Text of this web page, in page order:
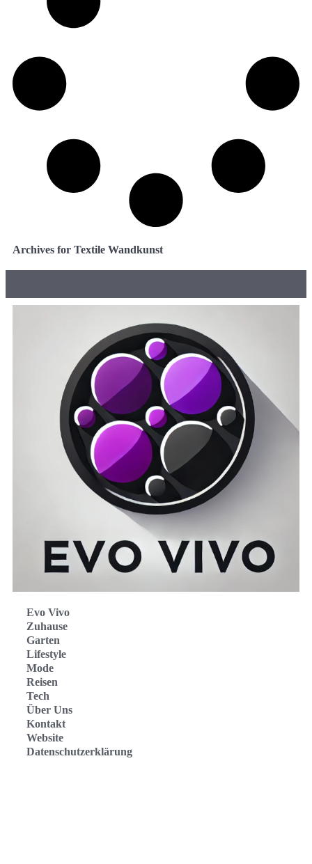
Archives for Textile Wandkunst
Evo Vivo
Zuhause
Garten
Lifestyle
Mode
Reisen
Tech
Über Uns
Kontakt
Website
Datenschutzerklärung